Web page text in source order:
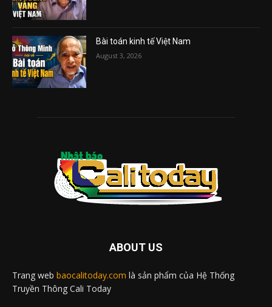
Bài toán kinh tế Việt Nam
August 3, 2026
ABOUT US
Trang web baocalitoday.com là sản phẩm của Hệ Thống
Truyền Thông Cali Today